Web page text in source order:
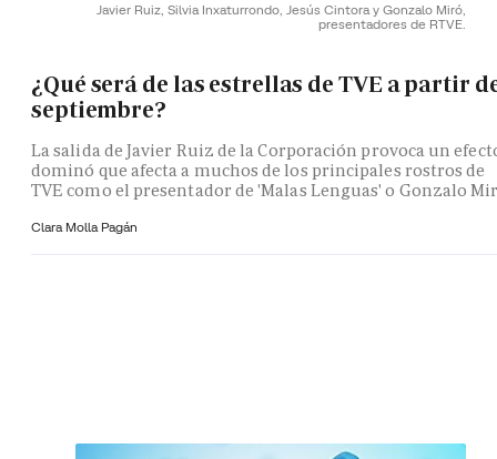
Javier Ruiz, Silvia Inxaturrondo, Jesús Cintora y Gonzalo Miró,
presentadores de RTVE.
¿Qué será de las estrellas de TVE a partir
septiembre?
La salida de Javier Ruiz de la Corporación provoca un
dominó que afecta a muchos de los principales rostros de
TVE como el presentador de 'Malas Lenguas' o Gonzalo
Clara Molla Pagán